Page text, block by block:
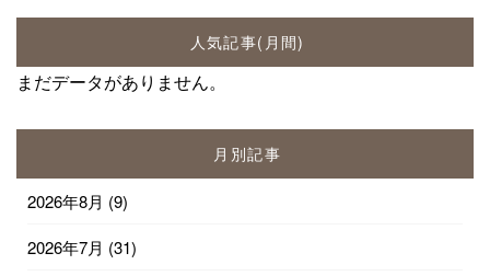
人気記事(月間)
まだデータがありません。
月別記事
2026年8月 (9)
2026年7月 (31)